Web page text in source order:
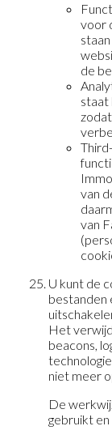
voor
de
staat
van
van
U kunt de
bestanden
Het
beacons,
niet meer
De
gebruikt en